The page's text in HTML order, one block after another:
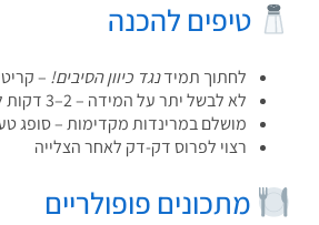
טיפים להכנה
לחתוך תמידנגד כיוון הסיבים!– קריטי
לא לבשל יתר על המידה – 2–3 דקות לכל צד מספיק
מושלם במרינדות מקדימות – סופג טעמים
רצוי לפרוס דק-דק לאחר הצלייה
מתכונים פופולריים